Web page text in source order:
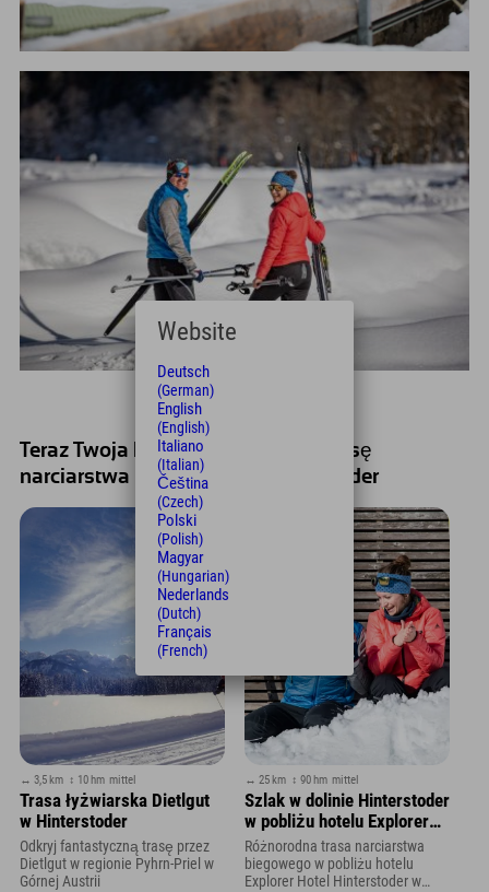
Teraz Twoja kolej - Odkryj swoją trasę
narciarstwa biegowego w Hinterstoder
↔ 3,5 km ↕ 10 hm mittel
Trasa łyżwiarska Dietlgut
w Hinterstoder
Odkryj fantastyczną trasę przez
Dietlgut w regionie Pyhrn-Priel w
Górnej Austrii
↔ 25 km ↕ 90 hm mittel
Szlak w dolinie Hinterstoder
w pobliżu hotelu Explorer
Hotel Hinterstoder
Różnorodna trasa narciarstwa
biegowego w pobliżu hotelu
Explorer Hotel Hinterstoder w
Website
Deutsch
(German)
English
(English)
Italiano
(Italian)
Čeština
(Czech)
Polski
(Polish)
Magyar
(Hungarian)
Nederlands
(Dutch)
Français
(French)